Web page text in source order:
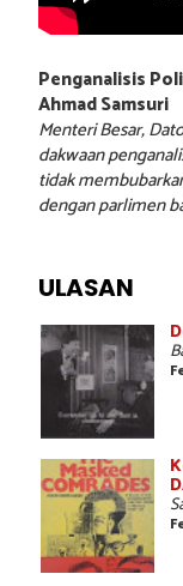
Penganalisis
Ahmad Samsuri
Menteri Besar,
dakwaan
tidak
dengan parlimen
ULASAN